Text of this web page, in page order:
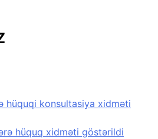
hüquqi konsultasiya xidməti
hüquq xidməti göstərildi